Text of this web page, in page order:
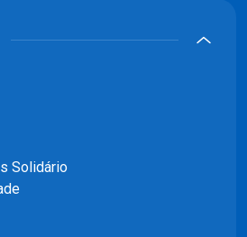
Solidário